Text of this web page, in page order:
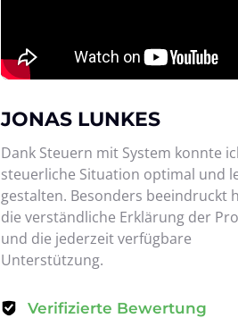
JONAS LUNKES
Dank Steuern mit System konnte
steuerliche Situation optimal und
gestalten. Besonders beeindruckt
die verständliche Erklärung der
und die jederzeit verfügbare
Unterstützung.
Verifizierte Bewertung